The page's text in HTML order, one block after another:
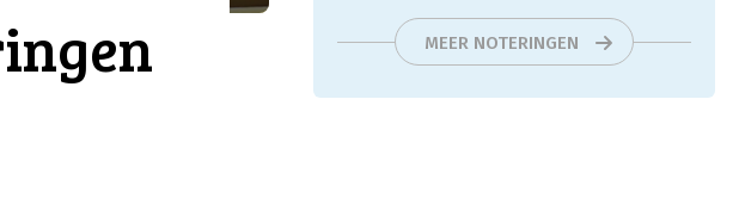
MEER NOTERINGEN